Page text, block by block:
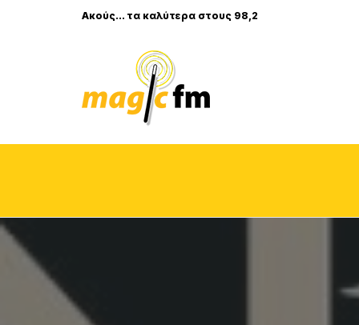
Ακούς... τα καλύτερα στους 98,2